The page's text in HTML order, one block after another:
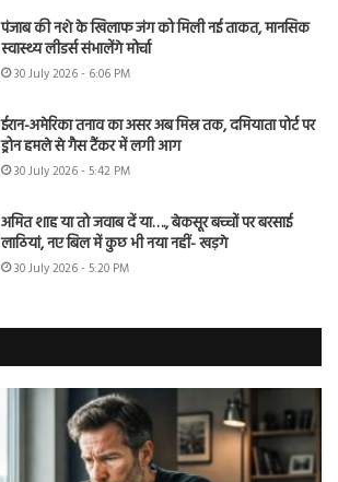
पंजाब की नशे के खिलाफ जंग को मिली नई ताकत, मानसिक
स्वास्थ्य लीडर्स संभालेंगे मोर्चा
30 July 2026 - 6:06 PM
ईरान-अमेरिका तनाव का असर अब मिस्र तक, दमियाता पोर्ट पर
ड्रोन हमले से गैस टैंकर में लगी आग
30 July 2026 - 5:42 PM
अमित शाह या तो जवाब दें या…., बेकसूर बच्चों पर बरसाई
लाठियां, नए बिल में कुछ भी नया नहीं- खड़गे
30 July 2026 - 5:20 PM